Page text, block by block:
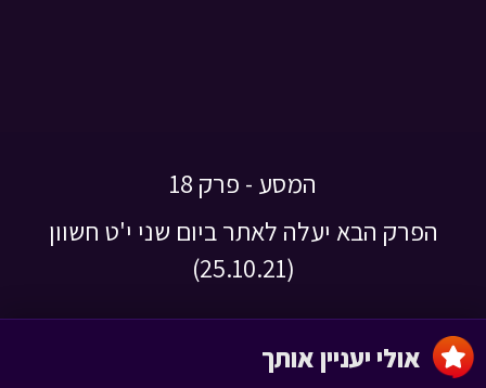
המסע - פרק 18
הפרק הבא יעלה לאתר ביום שני י'ט חשוון
(25.10.21)